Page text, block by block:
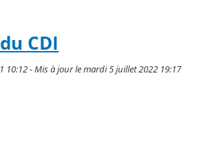
CDI
- Mis à jour le mardi 5 juillet 2022 19:17